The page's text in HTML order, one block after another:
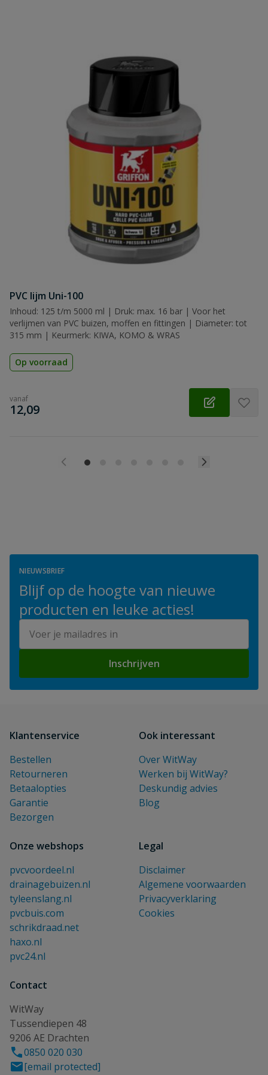
PVC lijm Uni-100
Inhoud: 125 t/m 5000 ml | Druk: max. 16 bar | Voor het
verlijmen van PVC buizen, moffen en fittingen | Diameter: tot
315 mm | Keurmerk: KIWA, KOMO & WRAS
Op voorraad
vanaf
€
12,09
NIEUWSBRIEF
Blijf op de hoogte van nieuwe
producten en leuke acties!
Inschrijven
Klantenservice
Bestellen
Retourneren
Betaalopties
Garantie
Bezorgen
Ook interessant
Over WitWay
Werken bij WitWay?
Deskundig advies
Blog
Onze webshops
pvcvoordeel.nl
drainagebuizen.nl
tyleenslang.nl
pvcbuis.com
schrikdraad.net
haxo.nl
pvc24.nl
Legal
Disclaimer
Algemene voorwaarden
Privacyverklaring
Cookies
Contact
WitWay
Tussendiepen 48
9206 AE Drachten
0850 020 030
[email protected]